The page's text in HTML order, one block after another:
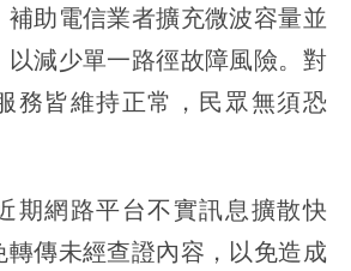
補助電信業者擴充微波容量並
減少單一路徑故障風險。對
務皆維持正常，民眾無須恐
期網路平台不實訊息擴散快
傳未經查證內容，以免造成